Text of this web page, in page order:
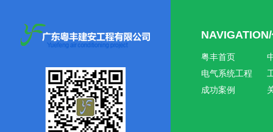
粤丰首页
电气系统工程
成功案例